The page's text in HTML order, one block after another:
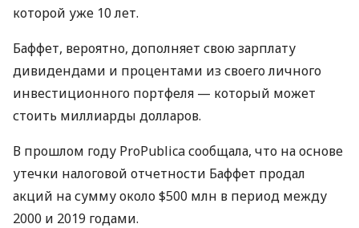
которой уже 10 лет.
Баффет, вероятно, дополняет свою зарплату
дивидендами и процентами из своего личного
инвестиционного портфеля — который может
стоить миллиарды долларов.
В прошлом году ProPublica сообщала, что на основе
утечки налоговой отчетности Баффет продал
акций на сумму около $500 млн в период между
2000 и 2019 годами.